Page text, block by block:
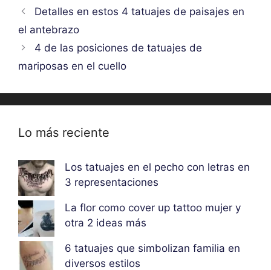
Detalles en estos 4 tatuajes de paisajes en
el antebrazo
4 de las posiciones de tatuajes de
mariposas en el cuello
Lo más reciente
Los tatuajes en el pecho con letras en
3 representaciones
La flor como cover up tattoo mujer y
otra 2 ideas más
6 tatuajes que simbolizan familia en
diversos estilos